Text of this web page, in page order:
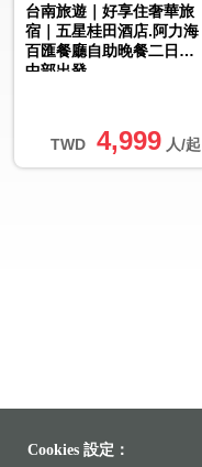
TWD 4,999 人/起
台南旅遊｜好享住奢華旅
宿｜五星桂田酒店.阿力海
百匯餐廳自助晚餐二日｜
中部出發
Cookies 設定：